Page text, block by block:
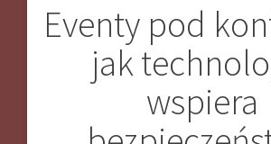
Eventy pod
jak
wspiera
Nawigacja
wpisu